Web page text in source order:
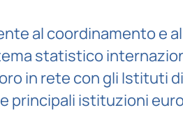
al coordinamento e
statistico
in rete con gli Istituti
principali istituzioni